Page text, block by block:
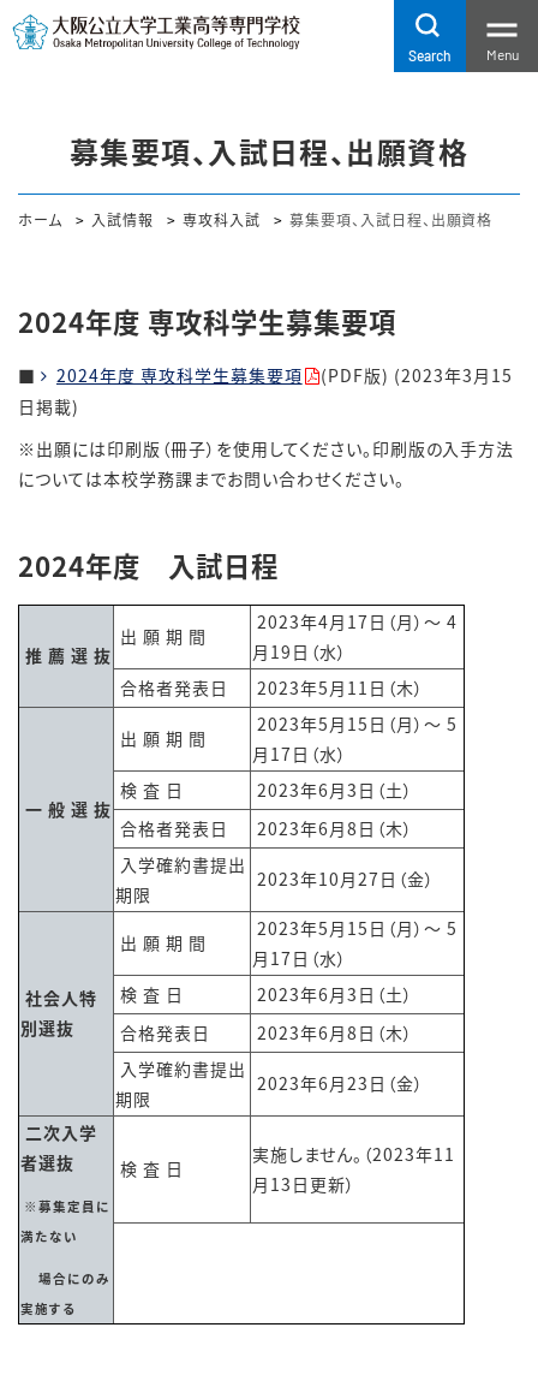
Search Menu
募集要項、入試日程、出願資格
ホーム 入試情報 専攻科入試 募集要項、入試日程、出願資格
2024年度 専攻科学生募集要項
■ 2024年度 専攻科学生募集要項 (PDF版) (2023年3月15
日掲載)
※出願には印刷版（冊子）を使用してください。印刷版の入手方法
については本校学務課までお問い合わせください。
2024年度 入試日程
推 薦 選 抜
出 願 期 間
2023年4月17日（月）～ 4
月19日（水）
合格者発表日
2023年5月11日（木）
一 般 選 抜
出 願 期 間
2023年5月15日（月）～ 5
月17日（水）
検 査 日
2023年6月3日（土）
合格者発表日
2023年6月8日（木）
入学確約書提出
期限
2023年10月27日（金）
社会人特
別選抜
出 願 期 間
2023年5月15日（月）～ 5
月17日（水）
検 査 日
2023年6月3日（土）
合格発表日
2023年6月8日（木）
入学確約書提出
期限
2023年6月23日（金）
二次入学
者選抜
※募集定員に
満たない
場合にのみ
実施する
検 査 日
実施しません。（2023年11
月13日更新）